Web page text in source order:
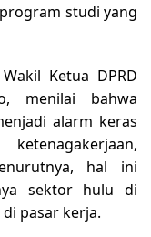
studi yang
Ketua DPRD
menilai bahwa
alarm keras
hal ini
sektor hulu di
pasar kerja.